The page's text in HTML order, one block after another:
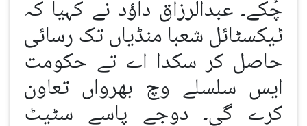
چُکے۔ عبدالرزاق داؤد نے کہیا کہ
ٹیکسٹائل شعبا منڈیاں تک رسائی
حاصل کر سکدا اے تے حکومت
ایس سلسلے وچ بھرواں تعاون
کرے گی۔ دوجے پاسے سٹیٹ